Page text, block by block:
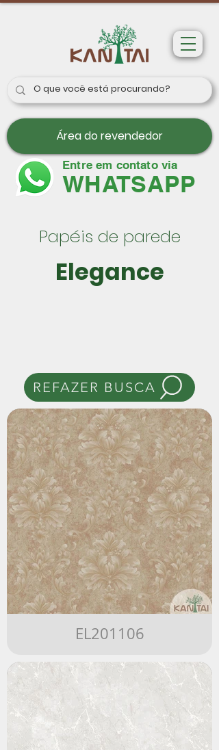
Área do revendedor
Entre em contato via
WHATSAPP
Papéis de parede
Elegance
REFAZER BUSCA
EL201106